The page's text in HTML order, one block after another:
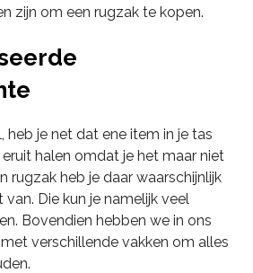
zijn om een rugzak te kopen.
heb je net dat ene item in je tas
halen omdat je het maar niet
rugzak heb je daar waarschijnlijk
Die kun je namelijk veel
Bovendien hebben we in ons
verschillende vakken om alles